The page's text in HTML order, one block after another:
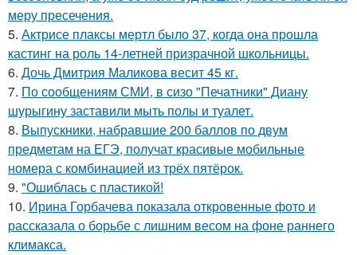
меру пресечения.
5. Актрисе плаксы мертл было 37, когда она прошла
кастинг на роль 14-летней призрачной школьницы.
6. Дочь Дмитрия Маликова весит 45 кг.
7. По сообщениям СМИ, в сизо "Печатники" Диану
шурыгину заставили мыть полы и туалет.
8. Выпускники, набравшие 200 баллов по двум
предметам на ЕГЭ, получат красивые мобильные
номера с комбинацией из трёх пятёрок.
9. "Ошиблась с пластикой!
10. Ирина Горбачева показала откровенные фото и
рассказала о борьбе с лишним весом на фоне раннего
климакса.